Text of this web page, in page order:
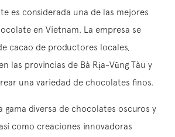
es considerada una de las mejores
en Vietnam. La empresa se
cacao de productores locales,
las provincias de Bà Rịa-Vũng Tàu y
una variedad de chocolates finos.
gama diversa de chocolates oscuros y
como creaciones innovadoras